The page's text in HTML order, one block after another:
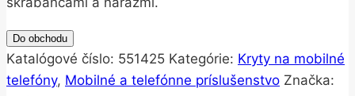
Do obchodu
Katalógové číslo: 551425 Kategórie: Kryty na mobilné
telefóny, Mobilné a telefónne príslušenstvo Značka: